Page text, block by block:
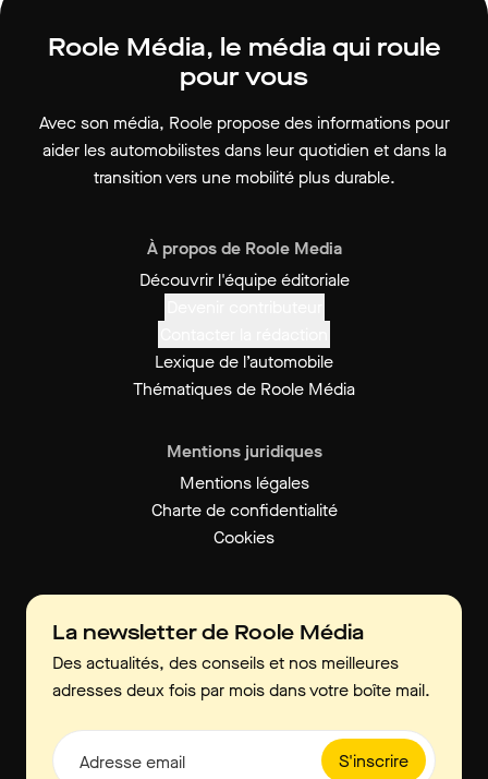
Roole Média, le média qui roule
pour vous
Avec son média, Roole propose des informations pour
aider les automobilistes dans leur quotidien et dans la
transition vers une mobilité plus durable.
À propos de Roole Media
Découvrir l'équipe éditoriale
Lexique de l’automobile
Thématiques de Roole Média
Mentions juridiques
Mentions légales
Charte de confidentialité
Cookies
La newsletter de Roole Média
Des actualités, des conseils et nos meilleures
adresses deux fois par mois dans votre boîte mail.
S'inscrire
Adresse email